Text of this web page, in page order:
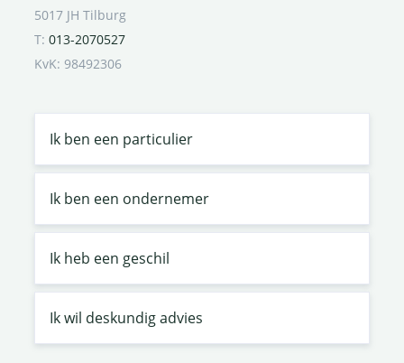
5017 JH Tilburg
T: 013-2070527
KvK: 98492306
Ik ben een particulier
Ik ben een ondernemer
Ik heb een geschil
Ik wil deskundig advies